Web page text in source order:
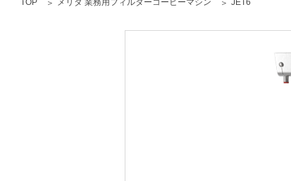
TOP メリタ 業務用フィルターコーヒーマシン JET6